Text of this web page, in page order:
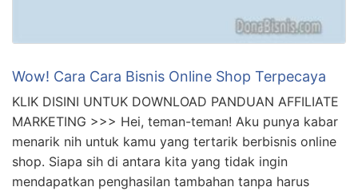
Wow! Cara Cara Bisnis Online Shop Terpecaya
KLIK DISINI UNTUK DOWNLOAD PANDUAN AFFILIATE
MARKETING >>> Hei, teman-teman! Aku punya kabar
menarik nih untuk kamu yang tertarik berbisnis online
shop. Siapa sih di antara kita yang tidak ingin
mendapatkan penghasilan tambahan tanpa harus